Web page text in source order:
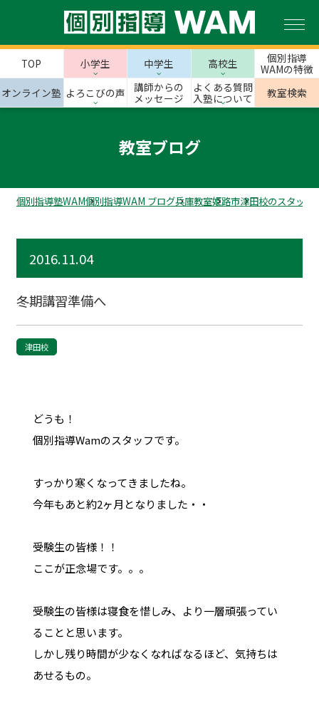
TOP 小学生 中学生 高校生
個別指導
WAMの特徴
オンライン塾 よろこびの声
講師からの
メッセージ
よくある質問
入塾について
教室検索
教室ブログ
個別指導塾WAM個別指導WAM ブログ兵庫教室姫路市津田校のスタッフ
2016.11.04
冬期講習準備へ
津田校
どうも！
個別指導Wamのスタッフです。
すっかり寒くなってきましたね。
今年もあと約2ヶ月となりました・・
受験生の皆様！！
ここが正念場です。。。
受験生の皆様は寝食を惜しみ、より一層頑張ってい
ることと思います。
しかし残り時間が少なくなればなるほど、気持ちは
あせるもの。